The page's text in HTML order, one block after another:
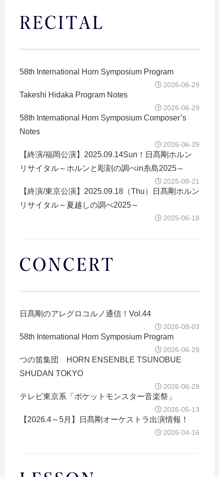
58th International Horn Symposium Program
2026-06-29
Takeshi Hidaka Program Notes
2026-06-29
58th International Horn Symposium Composer’s
Notes
2026-06-29
【終演/福岡公演】2025.09.14Sun！日髙剛ホルン
リサイタル～ホルンと彫刻の調べin糸島2025～
2025-08-21
【終演/東京公演】2025.09.18（Thu）日髙剛ホルン
リサイタル～夏越しの調べ2025～
2025-06-18
日髙剛のアレグロコルノ通信！Vol.44
2026-08-03
58th International Horn Symposium Program
2026-06-29
つの笛集団 HORN ENSENBLE TSUNOBUE
SHUDAN TOKYO
2026-06-29
テレビ東京系「ポケットモンスター音楽祭」
2026-05-13
【2026.4～5月】日髙剛オーケストラ出演情報！
2026-04-16